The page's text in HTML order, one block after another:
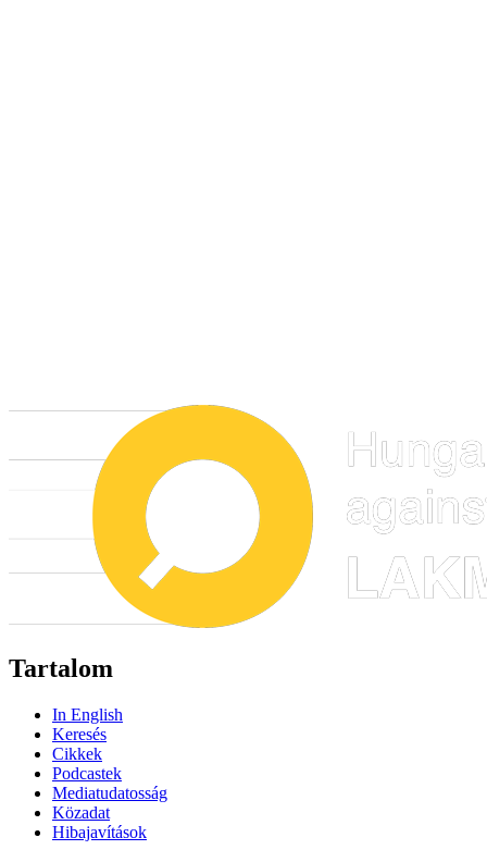
Tartalom
In English
Keresés
Cikkek
Podcastek
Mediatudatosság
Közadat
Hibajavítások